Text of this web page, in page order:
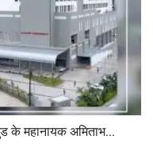
के महानायक अमिताभ...